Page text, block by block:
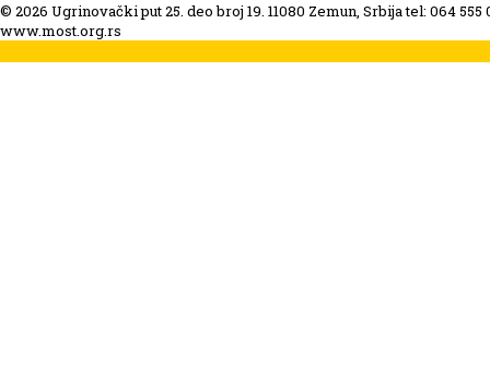
© 2026 Ugrinovački put 25. deo broj 19. 11080 Zemun, Srbija tel: 064 555
www.most.org.rs